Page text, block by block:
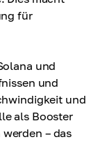
für
und
und
und
als Booster
– das